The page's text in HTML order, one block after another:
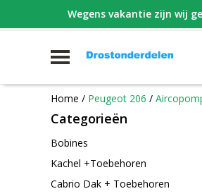
WHATSAPP FOTO VAN
Home / Peugeot 206 /
Categorieën
Bobines
Kachel +Toebehoren
Cabrio Dak + Toebehoren
Wegens vakantie zijn wij